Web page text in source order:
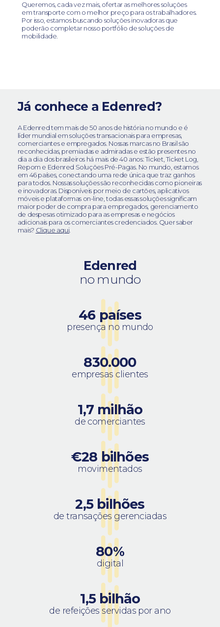
Queremos, cada vez mais, ofertar as melhores soluções
em transporte com o melhor preço para os trabalhadores.
Por isso, estamos buscando soluções inovadoras que
poderão completar nosso portfólio de soluções de
mobilidade.
Já conhece a Edenred?
A Edenred tem mais de 50 anos de história no mundo e é
líder mundial em soluções transacionais para empresas,
comerciantes e empregados. Nossas marcas no Brasil são
reconhecidas, premiadas e admiradas e estão presentes no
dia a dia dos brasileiros há mais de 40 anos: Ticket, Ticket Log,
Repom e Edenred Soluções Pré-Pagas. No mundo, estamos
em 46 países, conectando uma rede única que traz ganhos
para todos. Nossas soluções são reconhecidas como pioneiras
e inovadoras. Disponíveis por meio de cartões, aplicativos
móveis e plataformas on-line, todas essas soluções significam
maior poder de compra para empregados, gerenciamento
de despesas otimizado para as empresas e negócios
adicionais para os comerciantes credenciados. Quer saber
mais? Clique aqui.
Edenred
no mundo
46 países
presença no mundo
830.000
empresas clientes
1,7 milhão
de comerciantes
‎€28 bilhões
movimentados
2,5 bilhões
de transações gerenciadas
80%
digital
1,5 bilhão
de refeições servidas por ano